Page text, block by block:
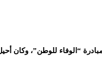
“الوفاء للوطن”، وكان